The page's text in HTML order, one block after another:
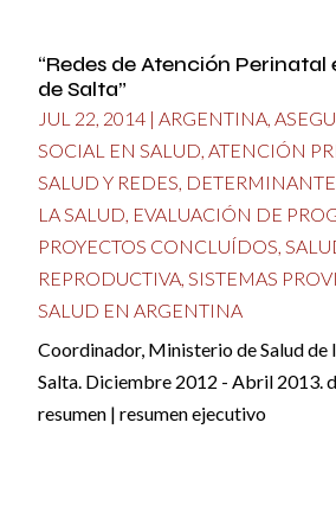
“Redes de Atención
de Salta”
JUL 22, 2014 | ARGENTINA
SOCIAL EN SALUD ATENCIÓN
SALUD Y REDES
LA SALUD EVALUACIÓN DE
PROYECTOS CONCLUÍDOS
REPRODUCTIVA SISTEMAS
SALUD EN ARGENTINA
Coordinador, Ministerio de Salud de
Salta. Diciembre 2012 - Abril 2013.
resumen | resumen ejecutivo